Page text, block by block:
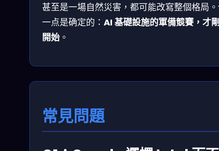
甚至是一場自然災害，都可能改寫整個格局
一点是确定的： AI 基礎設施的軍備競賽，才
開始 。
常見問題